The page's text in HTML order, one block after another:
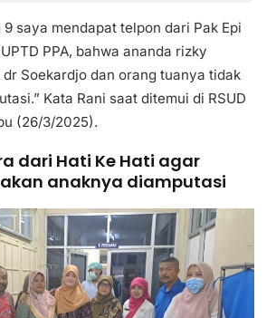
9 saya mendapat telpon dari Pak Epi
PPA, bahwa ananda rizky
dr Soekardjo dan orang tuanya tidak
Kata Rani saat ditemui di RSUD
(26/3/2025).
dari Hati Ke Hati agar
anaknya diamputasi